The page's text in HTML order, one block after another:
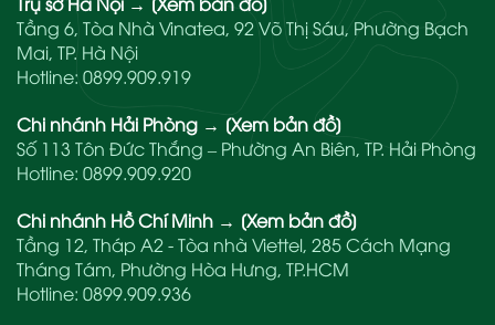
Tầng 6, Tòa Nhà Vinatea, 92 Võ Thị Sáu, Phường Bạch
Mai, TP. Hà Nội
Hotline: 0899.909.919
Chi nhánh Hải Phòng → [Xem bản đồ]
Số 113 Tôn Đức Thắng – Phường An Biên, TP. Hải Phòng
Hotline: 0899.909.920
Chi nhánh Hồ Chí Minh → [Xem bản đồ]
Tầng 12, Tháp A2 - Tòa nhà Viettel, 285 Cách Mạng
Tháng Tám, Phường Hòa Hưng, TP.HCM
Hotline: 0899.909.936